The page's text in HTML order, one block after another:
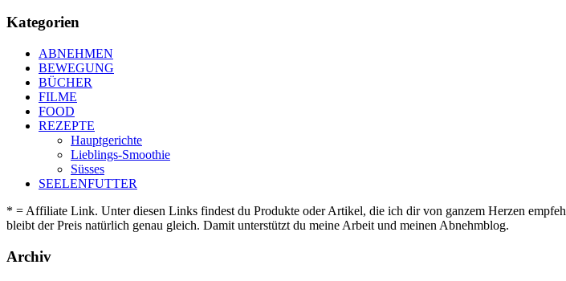
Kategorien
ABNEHMEN
BEWEGUNG
BÜCHER
FILME
FOOD
REZEPTE
Hauptgerichte
Lieblings-Smoothie
Süsses
SEELENFUTTER
* = Affiliate Link. Unter diesen Links findest du Produkte oder Artikel, die ich dir von ganzem Herzen
bleibt der Preis natürlich genau gleich. Damit unterstützt du meine Arbeit und meinen Abnehmblog.
Archiv